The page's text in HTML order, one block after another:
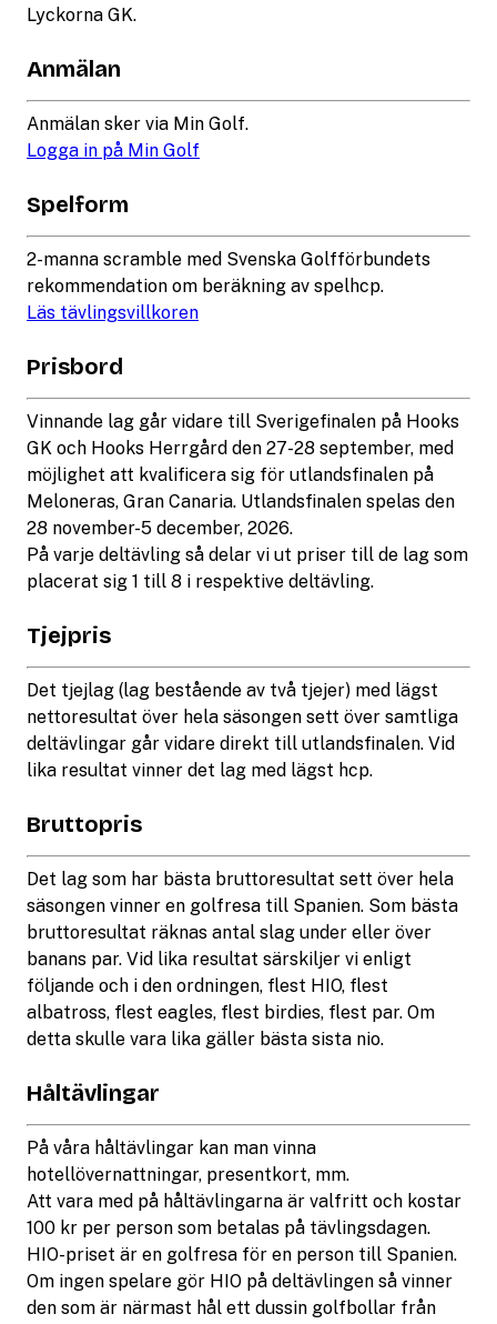
Lyckorna GK.
Anmälan
Anmälan sker via Min Golf.
Logga in på Min Golf
Spelform
2-manna scramble med Svenska Golfförbundets
rekommendation om beräkning av spelhcp.
Läs tävlingsvillkoren
Prisbord
Vinnande lag går vidare till Sverigefinalen på Hooks
GK och Hooks Herrgård den 27-28 september, med
möjlighet att kvalificera sig för utlandsfinalen på
Meloneras, Gran Canaria. Utlandsfinalen spelas den
28 november-5 december, 2026.
På varje deltävling så delar vi ut priser till de lag som
placerat sig 1 till 8 i respektive deltävling.
Tjejpris
Det tjejlag (lag bestående av två tjejer) med lägst
nettoresultat över hela säsongen sett över samtliga
deltävlingar går vidare direkt till utlandsfinalen. Vid
lika resultat vinner det lag med lägst hcp.
Bruttopris
Det lag som har bästa bruttoresultat sett över hela
säsongen vinner en golfresa till Spanien. Som bästa
bruttoresultat räknas antal slag under eller över
banans par. Vid lika resultat särskiljer vi enligt
följande och i den ordningen, flest HIO, flest
albatross, flest eagles, flest birdies, flest par. Om
detta skulle vara lika gäller bästa sista nio.
Håltävlingar
På våra håltävlingar kan man vinna
hotellövernattningar, presentkort, mm.
Att vara med på håltävlingarna är valfritt och kostar
100 kr per person som betalas på tävlingsdagen.
HIO-priset är en golfresa för en person till Spanien.
Om ingen spelare gör HIO på deltävlingen så vinner
den som är närmast hål ett dussin golfbollar från